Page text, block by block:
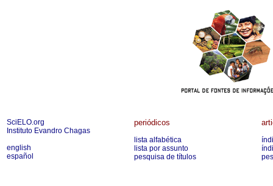
SciELO.org
Instituto Evandro Chagas
english
español
periódicos
lista alfabética
lista por assunto
pesquisa de títulos